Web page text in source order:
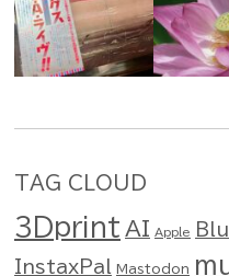
TAG CLOUD
3Dprint AI Apple
InstaxPal Mastodon